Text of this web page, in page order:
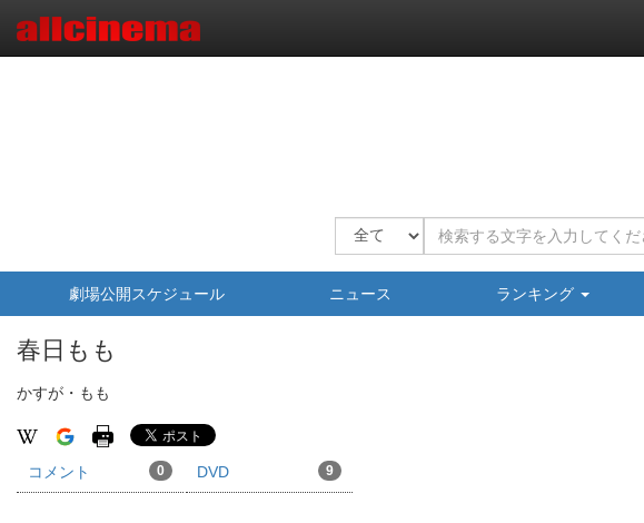
劇場公開スケジュール ニュース ランキング
春日もも
かすが・もも
コメント 0 DVD 9